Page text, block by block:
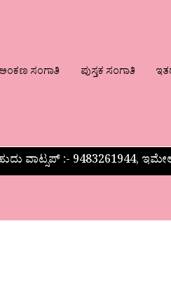
ಅಂಕಣ ಸಂಗಾತಿ ಪುಸ್ತಕ ಸಂಗಾತಿ
ವಾಟ್ಸಪ್‌ :- 9483261944,